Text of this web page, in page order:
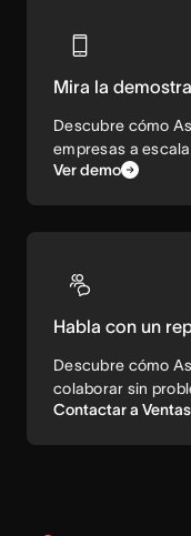
Mira la
Descubre cómo
empresas a
Ver demo
Habla con un
Descubre cómo
colaborar sin
Contactar a Ventas